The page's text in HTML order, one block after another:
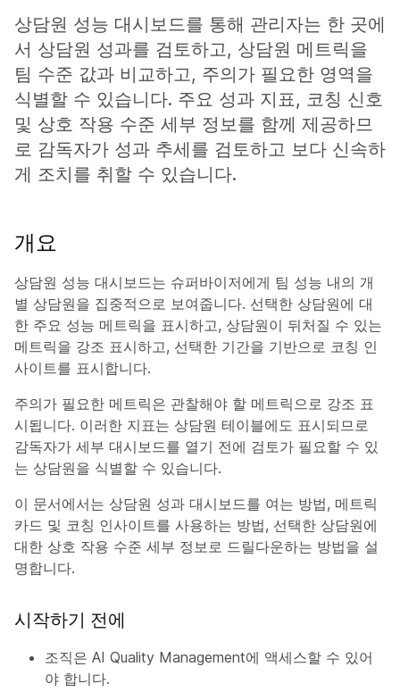
상담원 성능 대시보드를 통해 관리자는 한 곳에
서 상담원 성과를 검토하고, 상담원 메트릭을
팀 수준 값과 비교하고, 주의가 필요한 영역을
식별할 수 있습니다. 주요 성과 지표, 코칭 신호
및 상호 작용 수준 세부 정보를 함께 제공하므
로 감독자가 성과 추세를 검토하고 보다 신속하
게 조치를 취할 수 있습니다.
개요
상담원 성능 대시보드는 슈퍼바이저에게 팀 성능 내의 개
별 상담원을 집중적으로 보여줍니다. 선택한 상담원에 대
한 주요 성능 메트릭을 표시하고, 상담원이 뒤처질 수 있는
메트릭을 강조 표시하고, 선택한 기간을 기반으로 코칭 인
사이트를 표시합니다.
주의가 필요한 메트릭은 관찰해야 할 메트릭으로 강조 표
시됩니다. 이러한 지표는 상담원 테이블에도 표시되므로
감독자가 세부 대시보드를 열기 전에 검토가 필요할 수 있
는 상담원을 식별할 수 있습니다.
이 문서에서는 상담원 성과 대시보드를 여는 방법, 메트릭
카드 및 코칭 인사이트를 사용하는 방법, 선택한 상담원에
대한 상호 작용 수준 세부 정보로 드릴다운하는 방법을 설
명합니다.
시작하기 전에
조직은 AI Quality Management에 액세스할 수 있어
야 합니다.